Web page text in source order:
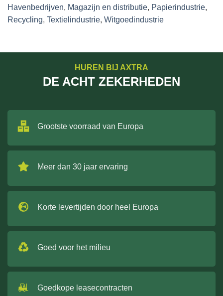
Havenbedrijven, Magazijn en distributie, Papierindustrie,
Recycling, Textielindustrie, Witgoedindustrie
HUREN BIJ AXTRA
DE ACHT ZEKERHEDEN
Grootste voorraad van Europa
Meer dan 30 jaar ervaring
Korte levertijden door heel Europa
Goed voor het milieu
Goedkope leasecontracten